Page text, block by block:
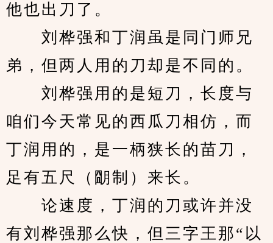
他也出刀了。
刘桦强和丁润虽是同门师兄
弟，但两人用的刀却是不同的。
刘桦强用的是短刀，长度与
咱们今天常见的西瓜刀相仿，而
丁润用的，是一柄狭长的苗刀，
足有五尺（朙制）来长。
论速度，丁润的刀或许并没
有刘桦强那么快，但三字王那“以